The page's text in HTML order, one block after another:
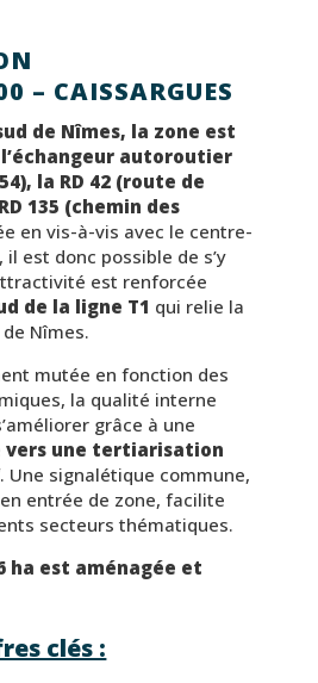
– CAISSARGUES
de Nîmes, la zone est
autoroutier
la RD 42 (route de
135 (chemin des
en vis-à-vis avec le centre-
est donc possible de s’y
est renforcée
de la ligne T1 qui relie la
Nîmes.
mutée en fonction des
la qualité interne
grâce à une
vers une tertiarisation
. Une signalétique commune,
entrée de zone, facilite
secteurs thématiques.
ha est aménagée et
clés :